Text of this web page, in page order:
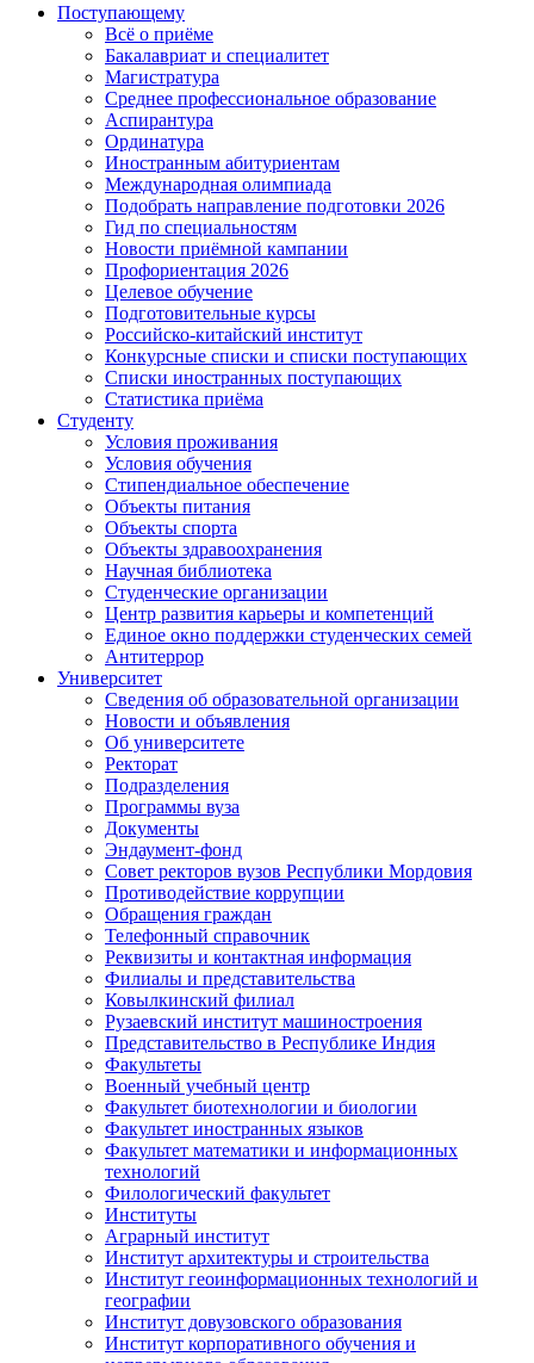
Поступающему
Всё о приёме
Бакалавриат и специалитет
Магистратура
Среднее профессиональное образование
Аспирантура
Ординатура
Иностранным абитуриентам
Международная олимпиада
Подобрать направление подготовки 2026
Гид по специальностям
Новости приёмной кампании
Профориентация 2026
Целевое обучение
Подготовительные курсы
Российско-китайский институт
Конкурсные списки и списки поступающих
Списки иностранных поступающих
Статистика приёма
Студенту
Условия проживания
Условия обучения
Стипендиальное обеспечение
Объекты питания
Объекты спорта
Объекты здравоохранения
Научная библиотека
Студенческие организации
Центр развития карьеры и компетенций
Единое окно поддержки студенческих семей
Антитеррор
Университет
Сведения об образовательной организации
Новости и объявления
Об университете
Ректорат
Подразделения
Программы вуза
Документы
Эндаумент-фонд
Совет ректоров вузов Республики Мордовия
Противодействие коррупции
Обращения граждан
Телефонный справочник
Реквизиты и контактная информация
Филиалы и представительства
Ковылкинский филиал
Рузаевский институт машиностроения
Представительство в Республике Индия
Факультеты
Военный учебный центр
Факультет биотехнологии и биологии
Факультет иностранных языков
Факультет математики и информационных
технологий
Филологический факультет
Институты
Аграрный институт
Институт архитектуры и строительства
Институт геоинформационных технологий и
географии
Институт довузовского образования
Институт корпоративного обучения и